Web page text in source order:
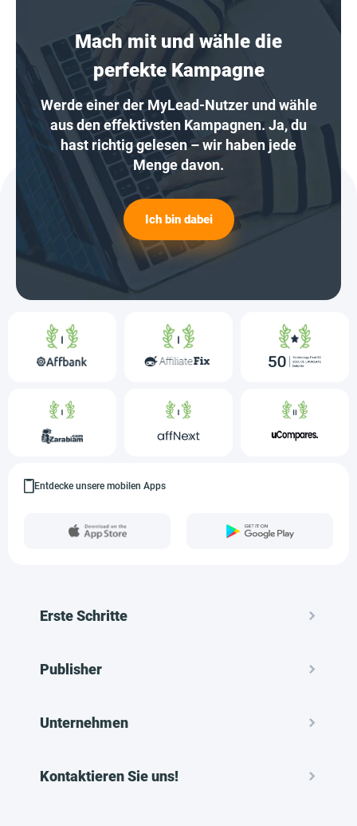
Mach mit und wähle die
perfekte Kampagne
Werde einer der MyLead-Nutzer und wähle
aus den effektivsten Kampagnen. Ja, du
hast richtig gelesen – wir haben jede
Menge davon.
Ich bin dabei
Entdecke unsere mobilen Apps
Erste Schritte
Publisher
Unternehmen
Kontaktieren Sie uns!